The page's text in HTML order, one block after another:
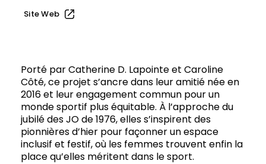
Site Web
Porté par Catherine D. Lapointe et Caroline
Côté, ce projet s’ancre dans leur amitié née en
2016 et leur engagement commun pour un
monde sportif plus équitable. À l’approche du
jubilé des JO de 1976, elles s’inspirent des
pionnières d’hier pour façonner un espace
inclusif et festif, où les femmes trouvent enfin la
place qu’elles méritent dans le sport.